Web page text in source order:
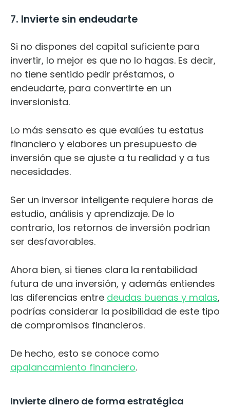
7. Invierte sin endeudarte
Si no dispones del capital suficiente para
invertir, lo mejor es que no lo hagas. Es decir,
no tiene sentido pedir préstamos, o
endeudarte, para convertirte en un
inversionista.
Lo más sensato es que evalúes tu estatus
financiero y elabores un presupuesto de
inversión que se ajuste a tu realidad y a tus
necesidades.
Ser un inversor inteligente requiere horas de
estudio, análisis y aprendizaje. De lo
contrario, los retornos de inversión podrían
ser desfavorables.
Ahora bien, si tienes clara la rentabilidad
futura de una inversión, y además entiendes
las diferencias entre deudas buenas y malas,
podrías considerar la posibilidad de este tipo
de compromisos financieros.
De hecho, esto se conoce como
apalancamiento financiero.
Invierte dinero de forma estratégica